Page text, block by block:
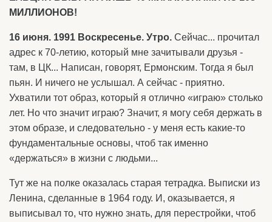
МИЛЛИОНОВ!
16 июня. 1991 Воскресенье. Утро. Сейчас... прочитал
адрес к 70-летию, который мне зачитывали друзья -
там, в ЦК... Написан, говорят, Ермонским. Тогда я был
пьян. И ничего не услышал. А сейчас - приятно.
Ухватили тот образ, который я отлично «играю» столько
лет. Но что значит играю? Значит, я могу себя держать в
этом образе, и следовательно - у меня есть какие-то
фундаментальные основы, чтоб так именно
«держаться» в жизни с людьми...
Тут же на полке оказалась старая тетрадка. Выписки из
Ленина, сделанные в 1964 году. И, оказывается, я
выписывал то, что нужно знать, для перестройки, чтоб